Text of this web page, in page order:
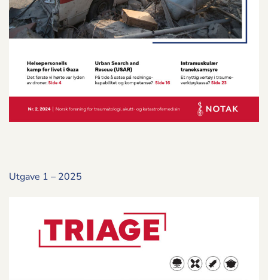
Utgave 1 – 2025